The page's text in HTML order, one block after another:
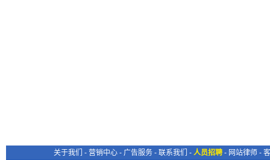
关于我们 - 营销中心 - 广告服务 - 联系我们 - 人员招聘 - 网站律师 -